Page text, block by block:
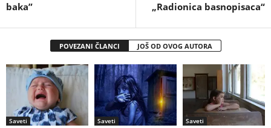
baka”
„Radionica basnopisaca“
POVEZANI ČLANCI JOŠ OD OVOG AUTORA
Saveti Saveti Saveti